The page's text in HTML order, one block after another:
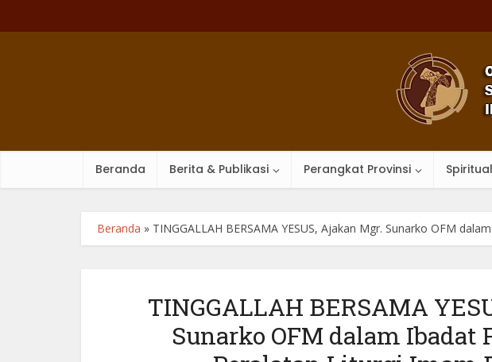
Beranda Berita & Publikasi Perangkat Provinsi
Beranda » TINGGALLAH BERSAMA YESUS, Ajakan Mgr. Sunarko OFM
TINGGALLAH BERSAMA
Sunarko OFM dalam Ibadat